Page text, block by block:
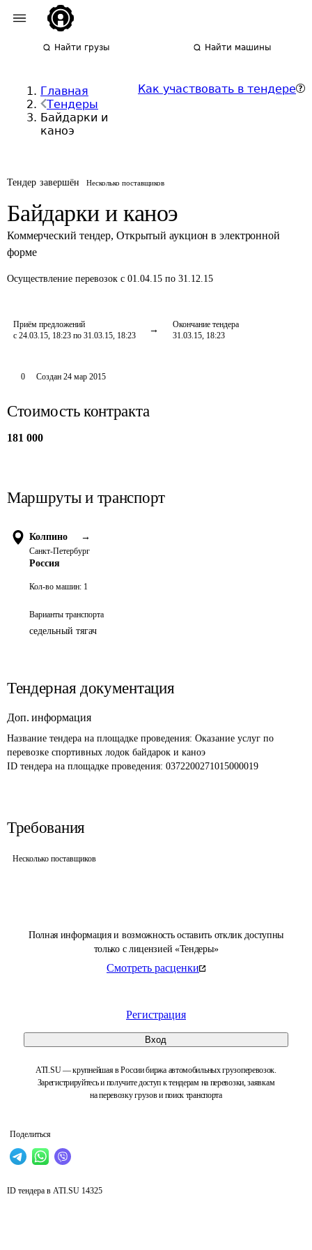
Найти грузы Найти машины
Главная
Тендеры
Байдарки и
каноэ
Как участвовать в тендере
Тендер завершён Несколько поставщиков
Байдарки и каноэ
Коммерческий тендер, Открытый аукцион в электронной
форме
Осуществление перевозок с 01.04.15 по 31.12.15
Приём предложений
с 24.03.15, 18:23 по 31.03.15, 18:23
Окончание тендера
31.03.15, 18:23
Полная информация и возможность оставить отклик доступны
только с лицензией «Тендеры»
Смотреть расценки
Регистрация
Вход
ATI.SU — крупнейшая в России биржа автомобильных грузоперевозок.
Зарегистрируйтесь и получите доступ к тендерам на перевозки, заявкам
на перевозку грузов и поиск транспорта
Поделиться
0 Создан 24 мар 2015
Стоимость контракта
181 000
Маршруты и транспорт
Колпино →
Санкт-Петербург
Россия
Кол-во машин: 1
Варианты транспорта
седельный тягач
Тендерная документация
Доп. информация
Название тендера на площадке проведения: Оказание услуг по
перевозке спортивных лодок байдарок и каноэ
ID тендера на площадке проведения: 0372200271015000019
Требования
Несколько поставщиков
ID тендера в ATI.SU 14325